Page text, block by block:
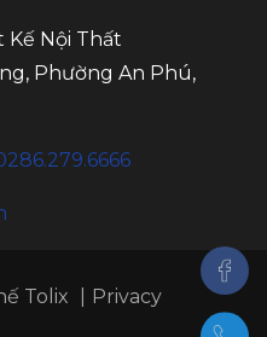
Kế Nội Thất
Phường An Phú,
Tolix
Privacy